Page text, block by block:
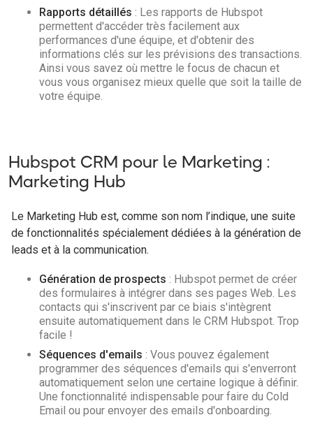
Rapports détaillés : Les rapports de Hubspot
permettent d'accéder très facilement aux
performances d'une équipe, et d'obtenir des
informations clés sur les prévisions des transactions.
Ainsi vous savez où mettre le focus de chacun et
vous vous organisez mieux quelle que soit la taille de
votre équipe.
Hubspot CRM pour le Marketing :
Marketing Hub
Le Marketing Hub est, comme son nom l’indique, une suite
de fonctionnalités spécialement dédiées à la génération de
leads et à la communication.
Génération de prospects : Hubspot permet de créer
des formulaires à intégrer dans ses pages Web. Les
contacts qui s'inscrivent par ce biais s'intègrent
ensuite automatiquement dans le CRM Hubspot. Trop
facile !
Séquences d'emails : Vous pouvez également
programmer des séquences d'emails qui s'enverront
automatiquement selon une certaine logique à définir.
Une fonctionnalité indispensable pour faire du Cold
Email ou pour envoyer des emails d'onboarding.